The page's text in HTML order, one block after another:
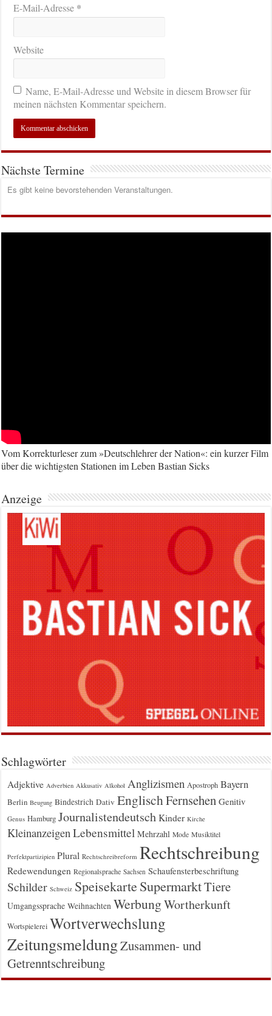
E-Mail-Adresse *
Website
Name, E-Mail-Adresse und Website in diesem Browser für
meinen nächsten Kommentar speichern.
Nächste Termine
Es gibt keine bevorstehenden Veranstaltungen.
Vom Korrekturleser zum »Deutschlehrer der Nation«: ein kurzer Film
über die wichtigsten Stationen im Leben Bastian Sicks
Anzeige
Schlagwörter
Adjektive Adverbien Akkusativ Alkohol Anglizismen Apostroph Bayern
Berlin Beugung Bindestrich Dativ EnglischFernsehen Genitiv
Genus Hamburg Journalistendeutsch Kinder Kirche
Kleinanzeigen Lebensmittel Mehrzahl Mode Musiktitel
Perfektpartizipien Plural Rechtschreibreform Rechtschreibung
Redewendungen Regionalsprache Sachsen Schaufensterbeschriftung
Schilder Schweiz Speisekarte SupermarktTiere
Umgangssprache Weihnachten WerbungWortherkunft
Wortspielerei Wortverwechslung
ZeitungsmeldungZusammen- und
Getrenntschreibung